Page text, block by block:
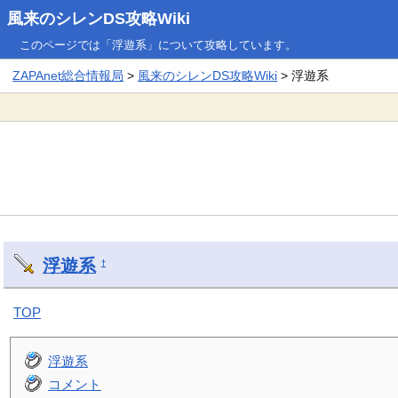
風来のシレンDS攻略Wiki
このページでは「浮遊系」について攻略しています。
ZAPAnet総合情報局 > 風来のシレンDS攻略Wiki > 浮遊系
浮遊系 †
TOP
浮遊系
コメント